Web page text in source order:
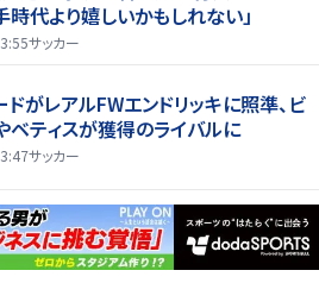
時代より嬉しいかもしれない」
サッカー
ドがレアルFWエンドリッキに照準、ビ
ベティスが獲得のライバルに
サッカー